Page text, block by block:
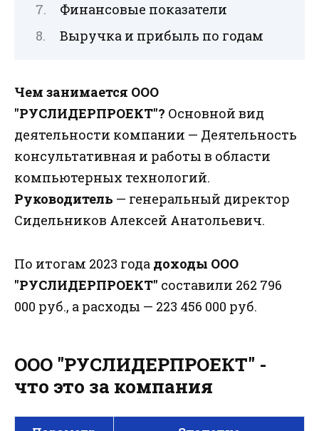
Финансовые показатели
Выручка и прибыль по годам
Чем занимается ООО
"РУСЛИДЕРПРОЕКТ"? Основной вид
деятельности компании — Деятельность
консультативная и работы в области
компьютерных технологий.
Руководитель — генеральный директор
Сидельников Алексей Анатольевич.
По итогам 2023 года доходы ООО
"РУСЛИДЕРПРОЕКТ" составили 262 796
000 руб., а расходы — 223 456 000 руб.
ООО "РУСЛИДЕРПРОЕКТ" -
что это за компания